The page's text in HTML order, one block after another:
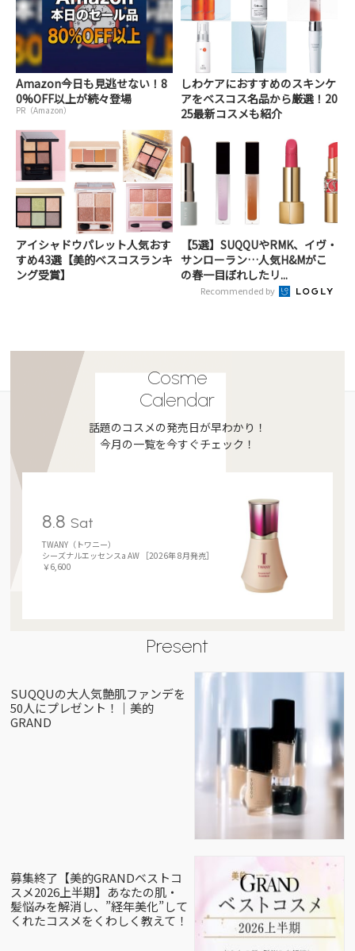
Amazon今日も見逃せない！8
0%OFF以上が続々登場
PR（Amazon）
しわケアにおすすめのスキンケ
アをベスコス名品から厳選！20
25最新コスメも紹介
アイシャドウパレット人気おす
すめ43選【美的ベスコスランキ
ング受賞】
【5選】SUQQUやRMK、イヴ・
サンローラン…人気H&Mがこ
の春一目ぼれしたリ...
Recommended by
Cosme
Calendar
話題のコスメの発売日が早わかり！
今月の一覧を今すぐチェック！
8.8 Sat
TWANY（トワニー）
シーズナルエッセンスa AW ［2026年 8月発売］
￥6,600
Present
SUQQUの大人気艶肌ファンデを
50人にプレゼント！｜美的
GRAND
募集終了【美的GRANDベストコ
スメ2026上半期】あなたの肌・
髪悩みを解消し、”経年美化”して
くれたコスメをくわしく教えて！